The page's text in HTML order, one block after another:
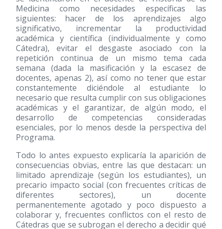
Medicina como necesidades específicas las
siguientes: hacer de los aprendizajes algo
significativo, incrementar la productividad
académica y científica (individualmente y como
Cátedra), evitar el desgaste asociado con la
repetición continua de un mismo tema cada
semana (dada la masificación y la escasez de
docentes, apenas 2), así como no tener que estar
constantemente diciéndole al estudiante lo
necesario que resulta cumplir con sus obligaciones
académicas y el garantizar, de algún modo, el
desarrollo de competencias consideradas
esenciales, por lo menos desde la perspectiva del
Programa.
Todo lo antes expuesto explicaría la aparición de
consecuencias obvias, entre las que destacan: un
limitado aprendizaje (según los estudiantes), un
precario impacto social (con frecuentes críticas de
diferentes sectores), un docente
permanentemente agotado y poco dispuesto a
colaborar y, frecuentes conflictos con el resto de
Cátedras que se subrogan el derecho a decidir qué